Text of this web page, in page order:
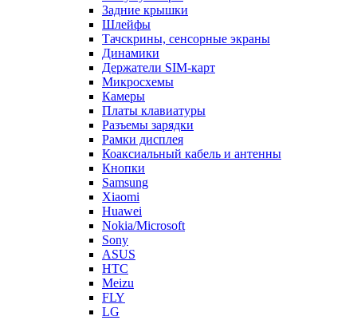
Задние крышки
Шлейфы
Тачскрины, сенсорные экраны
Динамики
Держатели SIM-карт
Микросхемы
Камеры
Платы клавиатуры
Разъемы зарядки
Рамки дисплея
Коаксиальный кабель и антенны
Кнопки
Samsung
Xiaomi
Huawei
Nokia/Microsoft
Sony
ASUS
HTC
Meizu
FLY
LG